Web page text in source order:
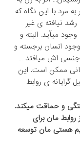
مرد با این نگاه که
نیافته ی غیر
میآید. البته و
انسان برجسته و
جنسی اش میافتد …
ممکن است. این
گرایانه ی روابط
و حماقت میکند.
مان برای
هستی مان توسعه